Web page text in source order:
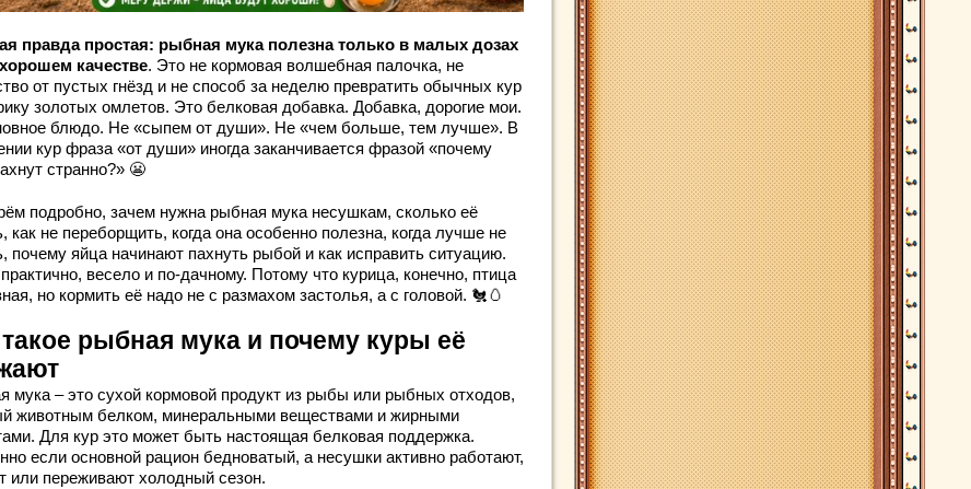
правда простая: рыбная мука полезна только в малых дозах
качестве. Это не кормовая волшебная палочка, не
от пустых гнёзд и не способ за неделю превратить обычных кур
золотых омлетов. Это белковая добавка. Добавка, дорогие мои.
блюдо. Не «сыпем от души». Не «чем больше, тем лучше». В
кур фраза «от души» иногда заканчивается фразой «почему
странно?» 😬
подробно, зачем нужна рыбная мука несушкам, сколько её
как не переборщить, когда она особенно полезна, когда лучше не
почему яйца начинают пахнуть рыбой и как исправить ситуацию.
весело и по-дачному. Потому что курица, конечно, птица
но кормить её надо не с размахом застолья, а с головой. 🐔🥚
рыбная мука и почему куры её
мука – это сухой кормовой продукт из рыбы или рыбных отходов,
животным белком, минеральными веществами и жирными
Для кур это может быть настоящая белковая поддержка.
если основной рацион бедноватый, а несушки активно работают,
или переживают холодный сезон.